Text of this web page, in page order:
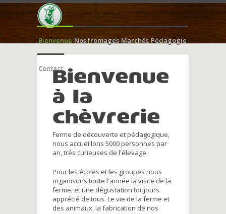
Bienvenue Nos fromages Marchés Pédagogie
ContactBienvenue
à la
chèvrerie
Ferme de découverte et pédagogique,
nous accueillons 5000 personnes par
an, trés curieuses de l'élevage.
Pour les écoles et les groupes nous
organisons toute l'année la visite de la
ferme, et une dégustation toujours
apprécié de tous. Le vie de la ferme et
des animaux, la fabrication de nos